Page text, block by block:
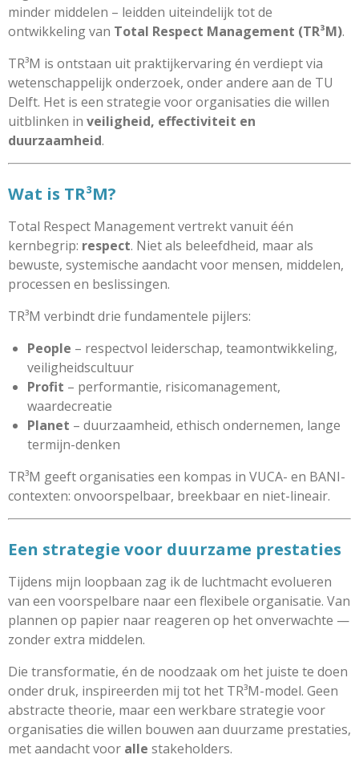
minder middelen – leidden uiteindelijk tot de
ontwikkeling van Total Respect Management (TR³M).
TR³M is ontstaan uit praktijkervaring én verdiept via
wetenschappelijk onderzoek, onder andere aan de TU
Delft. Het is een strategie voor organisaties die willen
uitblinken in veiligheid, effectiviteit en
duurzaamheid.
Wat is TR³M?
Total Respect Management vertrekt vanuit één
kernbegrip: respect. Niet als beleefdheid, maar als
bewuste, systemische aandacht voor mensen, middelen,
processen en beslissingen.
TR³M verbindt drie fundamentele pijlers:
People – respectvol leiderschap, teamontwikkeling,
veiligheidscultuur
Profit – performantie, risicomanagement,
waardecreatie
Planet – duurzaamheid, ethisch ondernemen, lange
termijn-denken
TR³M geeft organisaties een kompas in VUCA- en BANI-
contexten: onvoorspelbaar, breekbaar en niet-lineair.
Een strategie voor duurzame prestaties
Tijdens mijn loopbaan zag ik de luchtmacht evolueren
van een voorspelbare naar een flexibele organisatie. Van
plannen op papier naar reageren op het onverwachte —
zonder extra middelen.
Die transformatie, én de noodzaak om het juiste te doen
onder druk, inspireerden mij tot het TR³M-model. Geen
abstracte theorie, maar een werkbare strategie voor
organisaties die willen bouwen aan duurzame prestaties,
met aandacht voor alle stakeholders.